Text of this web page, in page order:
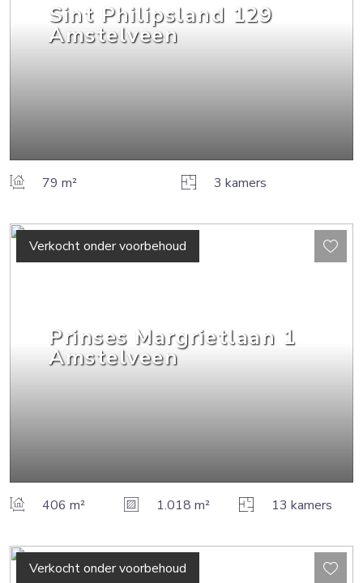
Sint Philipsland 129
Amstelveen
79 m² 3 kamers
Verkocht onder voorbehoud
Prinses Margrietlaan 1
Amstelveen
406 m² 1.018 m² 13 kamers
Verkocht onder voorbehoud